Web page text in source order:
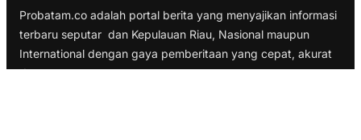
Probatam.co adalah portal berita yang menyajikan informasi
terbaru seputar dan Kepulauan Riau, Nasional maupun
International dengan gaya pemberitaan yang cepat, akurat
dan terpercaya